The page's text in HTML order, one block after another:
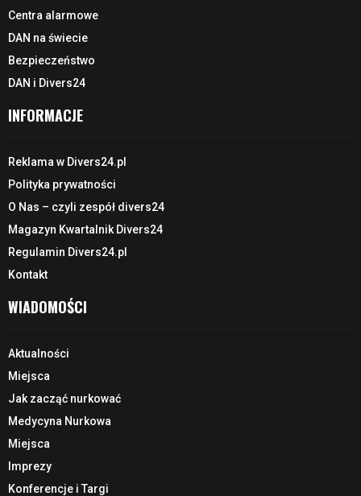
Centra alarmowe
DAN na świecie
Bezpieczeństwo
DAN i Divers24
INFORMACJE
Reklama w Divers24.pl
Polityka prywatności
O Nas – czyli zespół divers24
Magazyn Kwartalnik Divers24
Regulamin Divers24.pl
Kontakt
WIADOMOŚCI
Aktualności
Miejsca
Jak zacząć nurkować
Medycyna Nurkowa
Miejsca
Imprezy
Konferencje i Targi